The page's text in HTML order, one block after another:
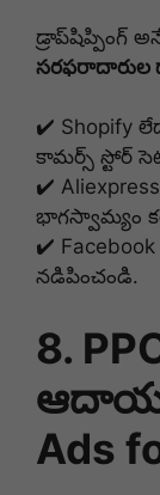
డ్రాప్‌షిప్పింగ్
సరఫరాదారుల
✔️ Shopify
కామర్స్ స్టోర్
✔️
భాగస్వామ్యం
✔️
నడిపించండి.
8.
Ads